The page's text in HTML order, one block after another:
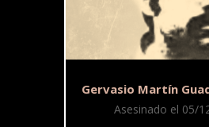
Gervasio Martín
Asesinado el 05/